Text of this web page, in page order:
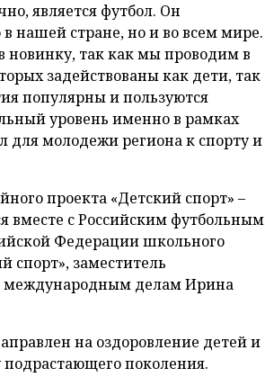
является футбол. Он
нашей стране, но и во всем мире.
новинку, так как мы проводим в
задействованы как дети, так
популярны и пользуются
уровень именно в рамках
для молодежи региона к спорту и
проекта «Детский спорт» –
вместе с Российским футбольным
Федерации школьного
спорт», заместитель
международным делам Ирина
на оздоровление детей и
поколения.